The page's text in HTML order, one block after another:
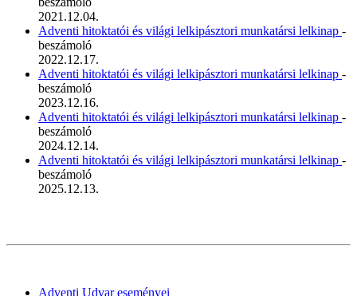
2021.12.04.
Adventi hitoktatói és világi lelkipásztori munkatársi lelkinap -
beszámoló
2022.12.17.
Adventi hitoktatói és világi lelkipásztori munkatársi lelkinap -
beszámoló
2023.12.16.
Adventi hitoktatói és világi lelkipásztori munkatársi lelkinap -
beszámoló
2024.12.14.
Adventi hitoktatói és világi lelkipásztori munkatársi lelkinap -
beszámoló
2025.12.13.
Adventi Udvar eseményei